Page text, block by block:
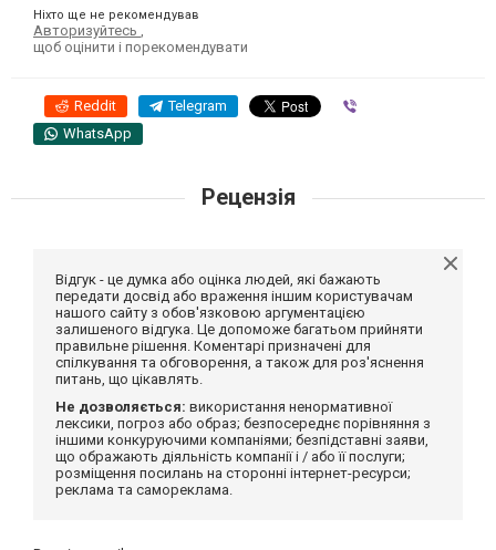
Ніхто ще не рекомендував
Авторизуйтесь
щоб оцінити і порекомендувати
Reddit Telegram
WhatsApp
Рецензія
Відгук - це думка або оцінка людей, які бажають
передати досвід або враження іншим користувачам
нашого сайту з обов'язковою аргументацією
залишеного відгука. Це допоможе багатьом прийняти
правильне рішення. Коментарі призначені для
спілкування та обговорення, а також для роз'яснення
питань, що цікавлять.
Не дозволяється: використання ненормативної
лексики, погроз або образ; безпосереднє порівняння з
іншими конкуруючими компаніями; безпідставні заяви,
що ображають діяльність компанії і / або її послуги;
розміщення посилань на сторонні інтернет-ресурси;
реклама та самореклама.